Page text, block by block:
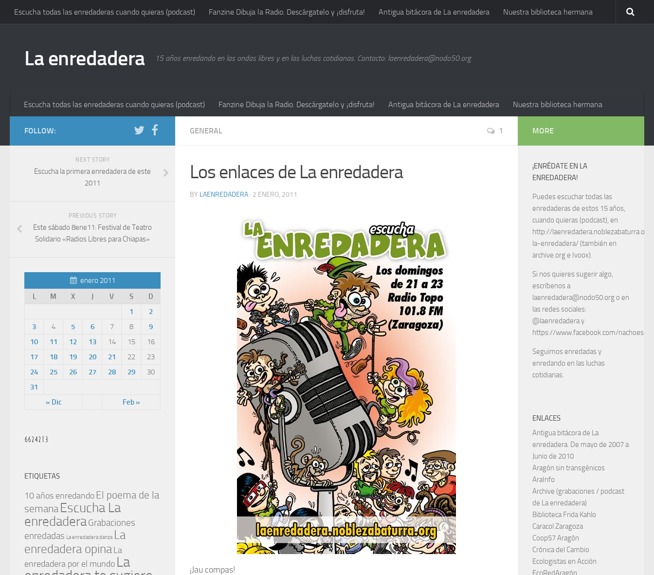
Escucha todas las enredaderas cuando quieras (podcast) Fanzine Dibuja la Radio. Descárgatelo y ¡disfruta! Antigua bitácora de La enredadera Nuestra biblioteca hermana
La enredadera 15 años enredando en las ondas libres y en las luchas cotidianas. Contacto: laenredadera@nodo50.org
Escucha todas las enredaderas cuando quieras (podcast) Fanzine Dibuja la Radio. Descárgatelo y ¡disfruta! Antigua bitácora de La enredadera Nuestra biblioteca hermana
GENERAL 1
Los enlaces de La enredadera
BY LAENREDADERA · 2 ENERO, 2011
¡Jau compas!
FOLLOW:
NEXT STORY
Escucha la primera enredadera de este
2011
PREVIOUS STORY
Este sábado 8ene11: Festival de Teatro
Solidario «Radios Libres para Chiapas»
enero 2011
L
M X J V S D
« Dic Feb »
1
2
3
4 5 6 7 8
9
10
11 12 13 14 15
16
17
18 19 20 21 22
23
24
25 26 27 28 29
30
31
ETIQUETAS
10 años enredando El poema de la
semana Escucha La
enredaderaGrabaciones
enredadas La enredadera danza La
enredadera opina La
enredadera por el mundo La
MORE
¡ENRÉDATE EN LA
ENREDADERA!
Puedes escuchar todas las
enredaderas de estos 15 años,
cuando quieras (podcast), en
http://
la-enredadera/ (también en
archive.org e Ivoox).
Si nos quieres sugerir algo,
escríbenos a
laenredadera@nodo50.org o en
las redes sociales:
@laenredadera y
https://www.facebook.com/
Seguimos enredadas y
enredando en las luchas
cotidianas.
ENLACES
Antigua bitácora de La
enredadera. De mayo de 2007 a
Junio de 2010
Aragón sin transgénicos
AraInfo
Archive (grabaciones / podcast
de La enredadera)
Biblioteca Frida Kahlo
Caracol Zaragoza
Coop57 Aragón
Crónica del Cambio
Ecologistas en Acción
EcoRedAragón